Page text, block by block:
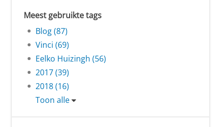
Meest gebruikte tags
Blog (87)
Vinci (69)
Eelko Huizingh (56)
2017 (39)
2018 (16)
Toon alle